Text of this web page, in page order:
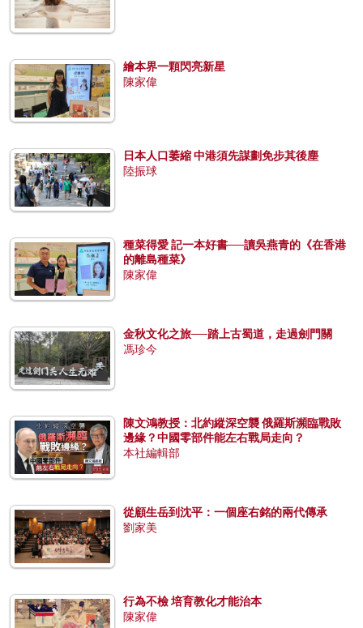
繪本界一顆閃亮新星
陳家偉
日本人口萎縮 中港須先謀劃免步其後塵
陸振球
種菜得愛 記一本好書──讀吳燕青的《在香港
的離島種菜》
陳家偉
金秋文化之旅──踏上古蜀道，走過劍門關
馮珍今
陳文鴻教授：北約縱深空襲 俄羅斯瀕臨戰敗
邊緣？中國零部件能左右戰局走向？
本社編輯部
從顧生岳到沈平：一個座右銘的兩代傳承
劉家美
行為不檢 培育教化才能治本
陳家偉